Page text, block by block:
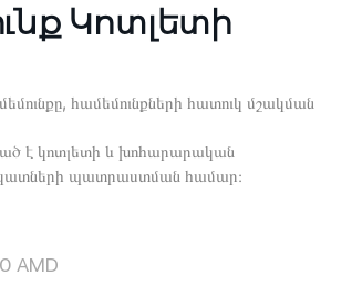
Կոտլետի
համեմունքների հատուկ մշակման
է կոտլետի և խոհարարական
պատրաստման համար։
AMD